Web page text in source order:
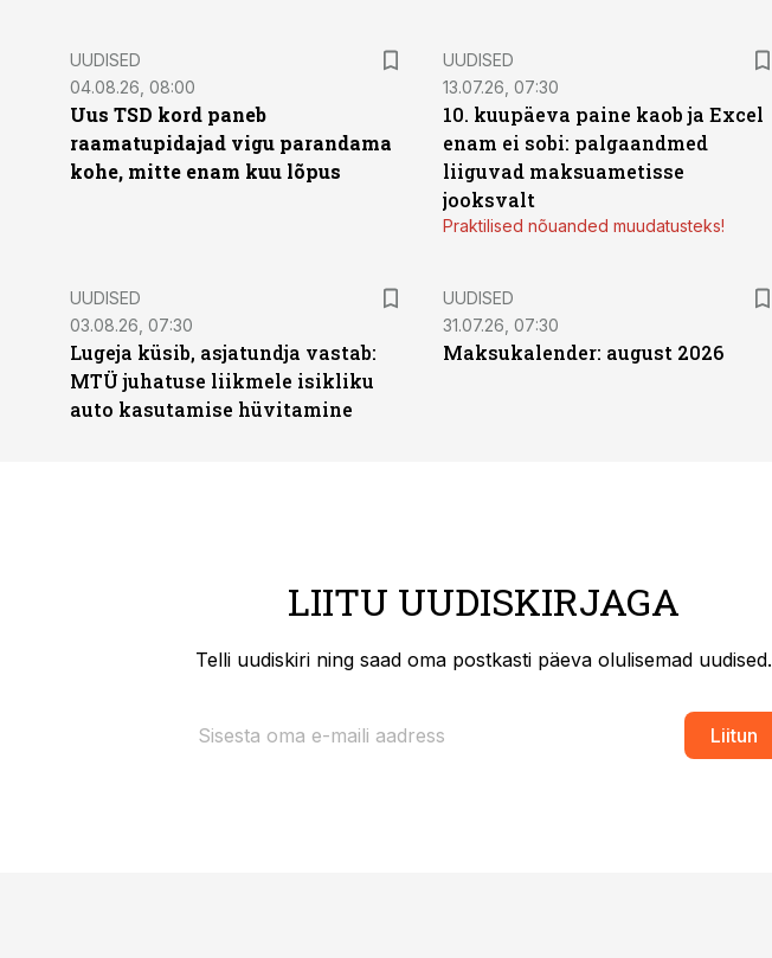
UUDISED
04.08.26, 08:00
Uus TSD kord paneb
raamatupidajad vigu parandama
kohe, mitte enam kuu lõpus
UUDISED
13.07.26, 07:30
10. kuupäeva paine kaob ja Excel
enam ei sobi: palgaandmed
liiguvad maksuametisse
jooksvalt
Praktilised nõuanded muudatusteks!
UUDISED
03.08.26, 07:30
Lugeja küsib, asjatundja vastab:
MTÜ juhatuse liikmele isikliku
auto kasutamise hüvitamine
UUDISED
31.07.26, 07:30
Maksukalender: august 2026
LIITU UUDISKIRJAGA
Telli uudiskiri ning saad oma postkasti päeva olulisemad uudised.
Liitun